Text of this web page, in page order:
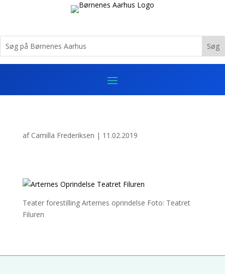
af Camilla Frederiksen | 11.02.2019
Teater forestilling Arternes oprindelse Foto: Teatret
Filuren